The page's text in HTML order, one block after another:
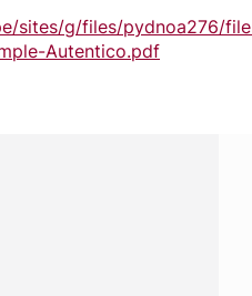
sites/g/files/pydnoa276/
Autentico.pdf